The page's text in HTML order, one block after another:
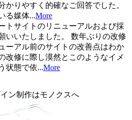
かりやすく的確なご回答でした。
る媒体...More
トサイトのリニューアルおよび採
いいたしました。 数年ぶりの改修
ーアル前のサイトの改善点はわか
改修に際し漠然とこのようなイメ
状態で依...More